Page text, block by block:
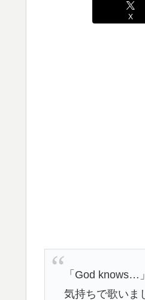
X
「God knows…
気持ちで歌いま